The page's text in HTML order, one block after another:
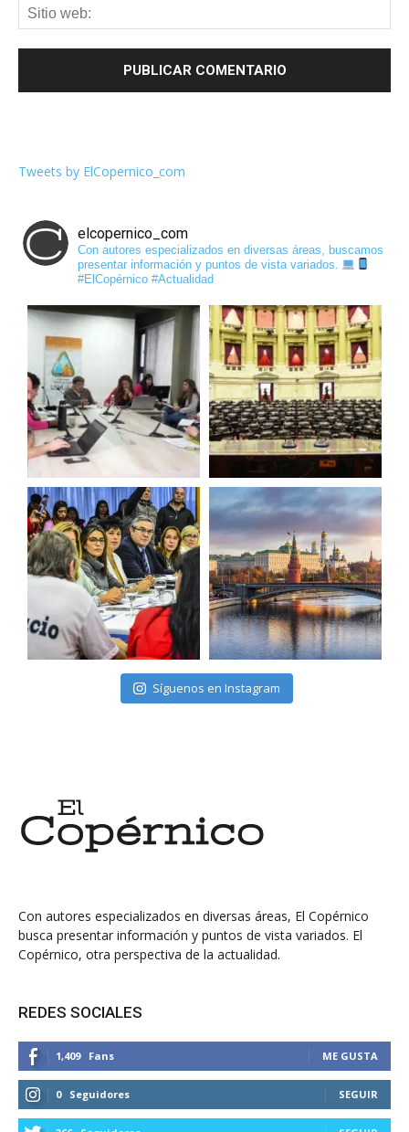
Tweets by ElCopernico_com
elcopernico_com
Con autores especializados en diversas áreas, buscamos
presentar información y puntos de vista variados.
#ElCopérnico #Actualidad
Síguenos en Instagram
Con autores especializados en diversas áreas, El Copérnico
busca presentar información y puntos de vista variados. El
Copérnico, otra perspectiva de la actualidad.
REDES SOCIALES
1,409 Fans ME GUSTA
0 Seguidores SEGUIR